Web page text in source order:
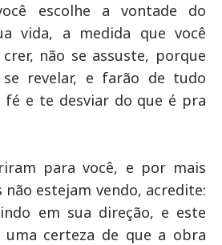
escolhe a vontade do
vida, a medida que você
não se assuste, porque
revelar, e farão de tudo
fé e te desviar do que é pra
para você, e por mais
não estejam vendo, acredite:
em sua direção, e este
certeza de que a obra